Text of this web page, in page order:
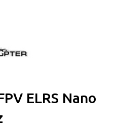
ELRS Nano